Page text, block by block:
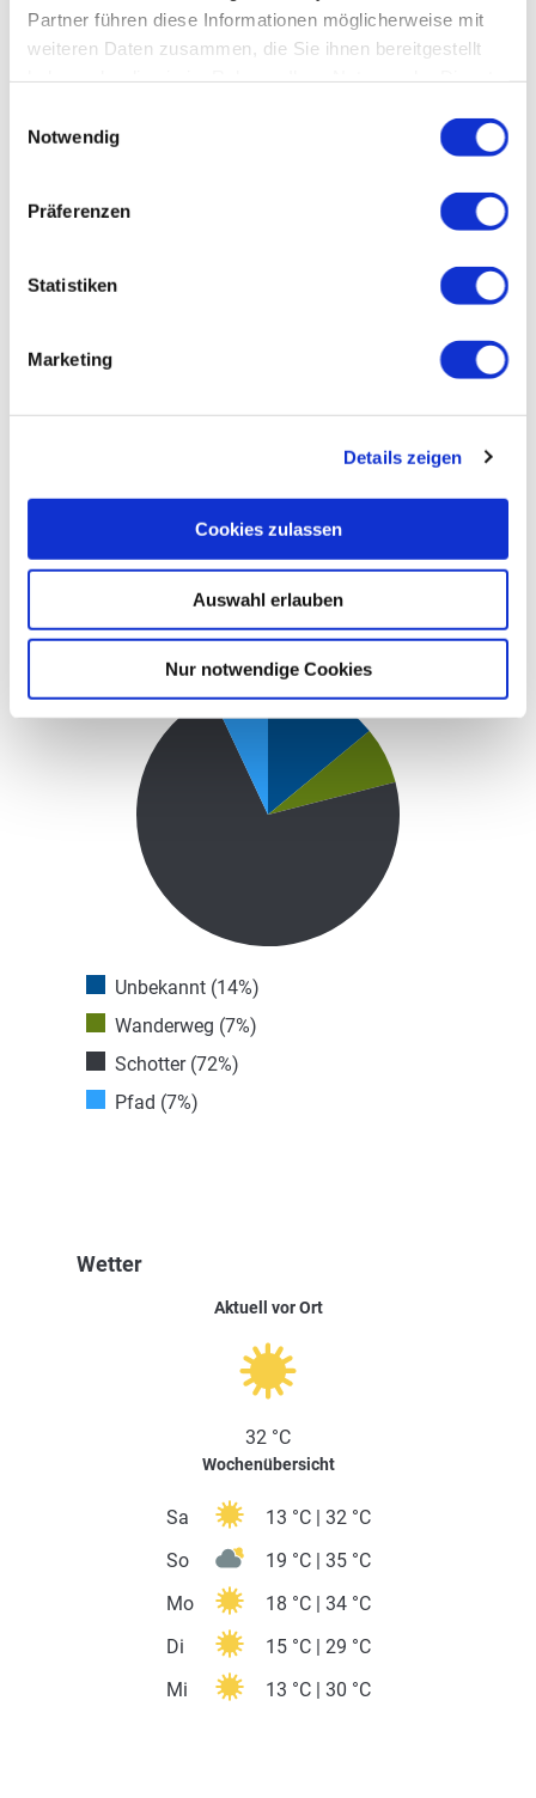
Partner führen diese Informationen möglicherweise mit
weiteren Daten zusammen, die Sie ihnen bereitgestellt
Notwendig
Präferenzen
Statistiken
Marketing
Details zeigen
Cookies zulassen
Auswahl erlauben
Nur notwendige Cookies
Anfahrt
Parken
Öffentliche Verkehrsmittel
Literatur
Weitere Informationen
Wegbelag
Unbekannt (14%)
Wanderweg (7%)
Schotter (72%)
Pfad (7%)
Wetter
Aktuell vor Ort
32 °C
Wochenübersicht
Sa
13 °C | 32 °C
So
19 °C | 35 °C
Mo
18 °C | 34 °C
Di
15 °C | 29 °C
Mi
13 °C | 30 °C